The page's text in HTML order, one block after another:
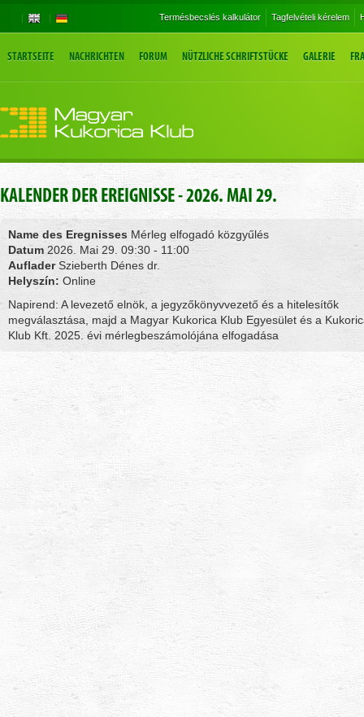
Termésbecslés kalkulátor Tagfelvételi kérelem
STARTSEITE NACHRICHTEN FORUM NÜTZLICHE SCHRIFTSTÜCKE GALERIE
KALENDER DER EREIGNISSE - 2026. MAI 29.
Name des Eregnisses Mérleg elfogadó közgyűlés
Datum 2026. Mai 29. 09:30 - 11:00
AufladerSzieberth Dénes dr.
Helyszín: Online
Napirend: A levezető elnök, a jegyzőkönyvvezető és a hitelesítők
megválasztása, majd a Magyar Kukorica Klub Egyesület és a
Klub Kft. 2025. évi mérlegbeszámolójána elfogadása